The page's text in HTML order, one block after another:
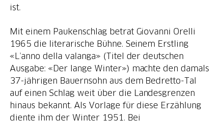
ist.
Mit einem Paukenschlag betrat Giovanni Orelli
1965 die literarische Bühne. Seinem Erstling
«L’anno della valanga» (Titel der deutschen
Ausgabe: «Der lange Winter») machte den damals
37-jährigen Bauernsohn aus dem Bedretto-Tal
auf einen Schlag weit über die Landesgrenzen
hinaus bekannt. Als Vorlage für diese Erzählung
diente ihm der Winter 1951. Bei